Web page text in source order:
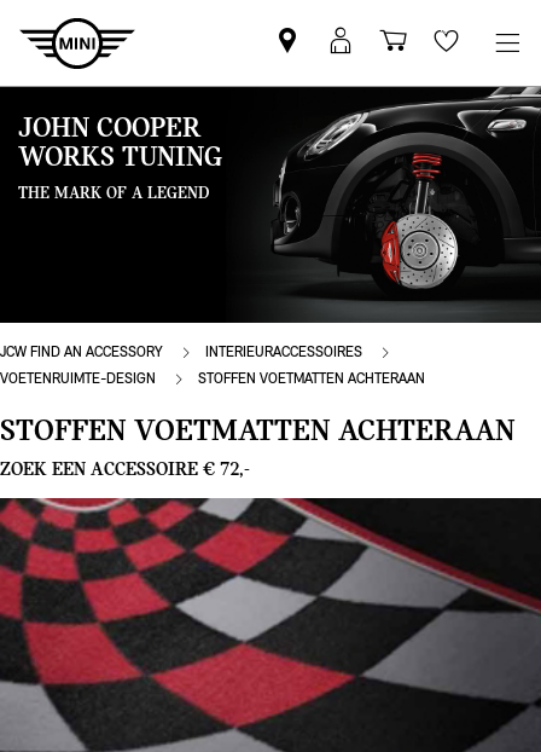
Vind
een
MINI
partner
MyMini
login
Wishlist
JOHN COOPER
WORKS TUNING
THE MARK OF A LEGEND
JCW FIND AN ACCESSORY
INTERIEURACCESSOIRES
VOETENRUIMTE-DESIGN
STOFFEN VOETMATTEN ACHTERAAN
STOFFEN VOETMATTEN ACHTERAAN
ZOEK EEN ACCESSOIRE € 72,-